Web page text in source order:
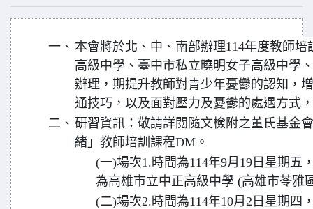
一、 本會將於北、中、南部辦理114年度教師
高級中學、臺中市私立曉明女子高級中學
辦理，期提升教師對青少年憂鬱的認知，
通技巧，以及面對壓力及憂鬱的處遇方式
二、 研習資訊：敬請詳閱隨文檢附之董氏基金
緒」教師培訓課程DM。
(一)場次1.時間為114年9月19日星期五
為高雄市立中正高級中學 (高雄市苓雅
(二)場次2.時間為114年10月2日星期四